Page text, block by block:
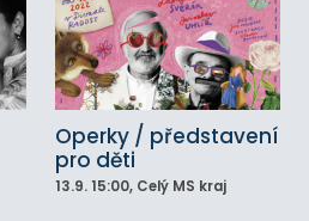
Operky / představení
pro děti
13.9. 15:00, Celý MS kraj